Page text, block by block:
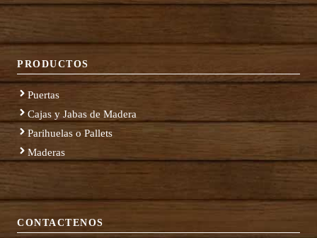
PRODUCTOS
Puertas
Cajas y Jabas de Madera
Parihuelas o Pallets
Maderas
CONTACTENOS